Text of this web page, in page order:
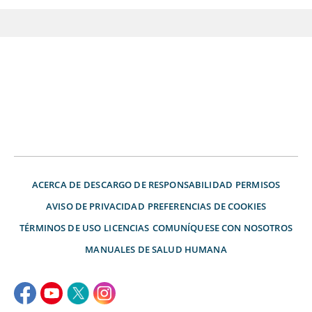
ACERCA DE DESCARGO DE RESPONSABILIDAD PERMISOS
AVISO DE PRIVACIDAD PREFERENCIAS DE COOKIES
TÉRMINOS DE USO LICENCIAS COMUNÍQUESE CON NOSOTROS
MANUALES DE SALUD HUMANA